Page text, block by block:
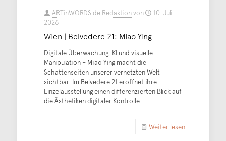
ARTinWORDS.de Redaktionvon
10. Juli
2026
Wien | Belvedere 21: Miao Ying
Digitale Überwachung, KI und visuelle
Manipulation – Miao Ying macht die
Schattenseiten unserer vernetzten Welt
sichtbar. Im Belvedere 21 eröffnet ihre
Einzelausstellung einen differenzierten Blick auf
die Ästhetiken digitaler Kontrolle.
Weiter lesen